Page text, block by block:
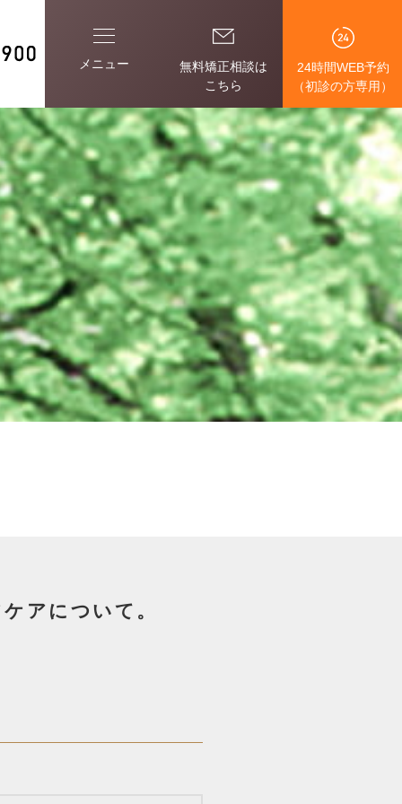
メニュー
無料矯正相談は
こちら
24時間WEB予約
（初診の方専用）
アについて。